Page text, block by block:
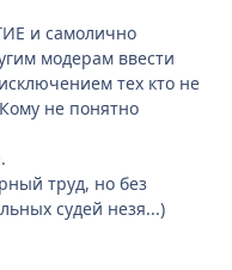
и самолично
модерам ввести
тех кто не
не понятно
труд, но без
судей незя...)